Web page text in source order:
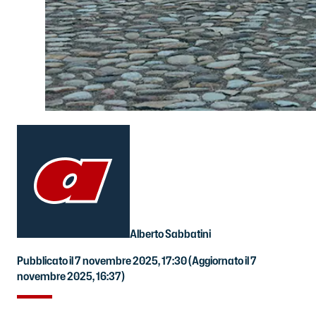
Alberto Sabbatini
Pubblicato il 7 novembre 2025, 17:30(Aggiornato il 7
novembre 2025, 16:37)